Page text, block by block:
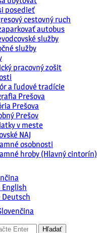
posedieť
cestovný ruch
autobus
služby
služby
pracovný zošit
a ľudové tradície
Prešova
Prešova
Prešov
v meste
NAJ
osobnosti
hroby (Hlavný cintorín)
English
Deutsch